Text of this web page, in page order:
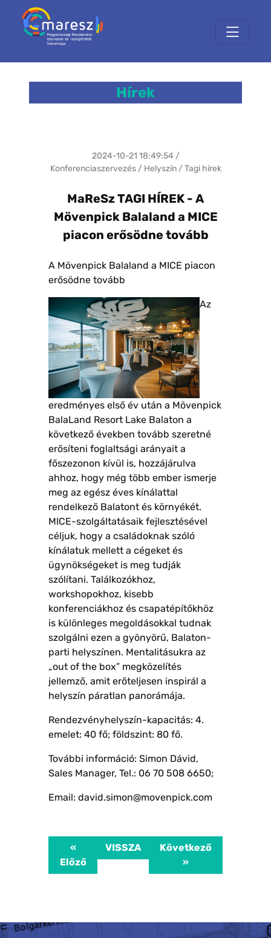
Hírek
2024-10-21 18:49:54 /
Konferenciaszervezés / Helyszín / Tagi hírek
MaReSz TAGI HÍREK - A
Mövenpick Balaland a MICE
piacon erősödne tovább
A Mövenpick Balaland a MICE piacon
erősödne tovább
Az
eredményes első év után a Mövenpick
BalaLand Resort Lake Balaton a
következő években tovább szeretné
erősíteni foglaltsági arányait a
főszezonon kívül is, hozzájárulva
ahhoz, hogy még több ember ismerje
meg az egész éves kínálattal
rendelkező Balatont és környékét.
MICE-szolgáltatásaik fejlesztésével
céljuk, hogy a családoknak szóló
kínálatuk mellett a cégeket és
ügynökségeket is meg tudják
szólítani. Találkozókhoz,
workshopokhoz, kisebb
konferenciákhoz és csapatépítőkhöz
is különleges megoldásokkal tudnak
szolgálni ezen a gyönyörű, Balaton-
parti helyszínen. Mentalitásukra az
„out of the box” megközelítés
jellemző, amit erőteljesen inspirál a
helyszín páratlan panorámája.
Rendezvényhelyszín-kapacitás: 4.
emelet: 40 fő; földszint: 80 fő.
További információ: Simon Dávid,
Sales Manager, Tel.: 06 70 508 6650;
Email: david.simon@movenpick.com
«
Előző
VISSZA
Következő
»